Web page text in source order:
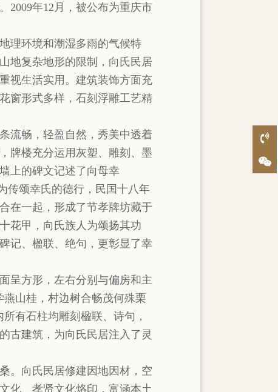
2009年12月，被公布为重庆市
理环境和潮湿多雨的气候特
地复杂地形的限制，向氏民居
视生活实用。建筑装饰方面充
窗形式多样，石刻浮雕工艺精
流畅，轻盈自然，秀美中透着
牌楼充分运用灰塑、雕刻、墨
上的碑文记述了向母幸
传颂幸氏的德行，民国十八年
在一起，形成了节孝牌坊藏于
花甲，向氏族人为颂扬其功
记、楹联、绝句，更彰显了幸
呈方形，左右分别与偏房和主
山桂，村边树合畅茂何殊栗
有石柱均雕刻楹联、诗句，
古建筑，为向氏民居注入了灵
。向氏民居修建因地因材，空
化、孝贤文化烙印，富涵本土